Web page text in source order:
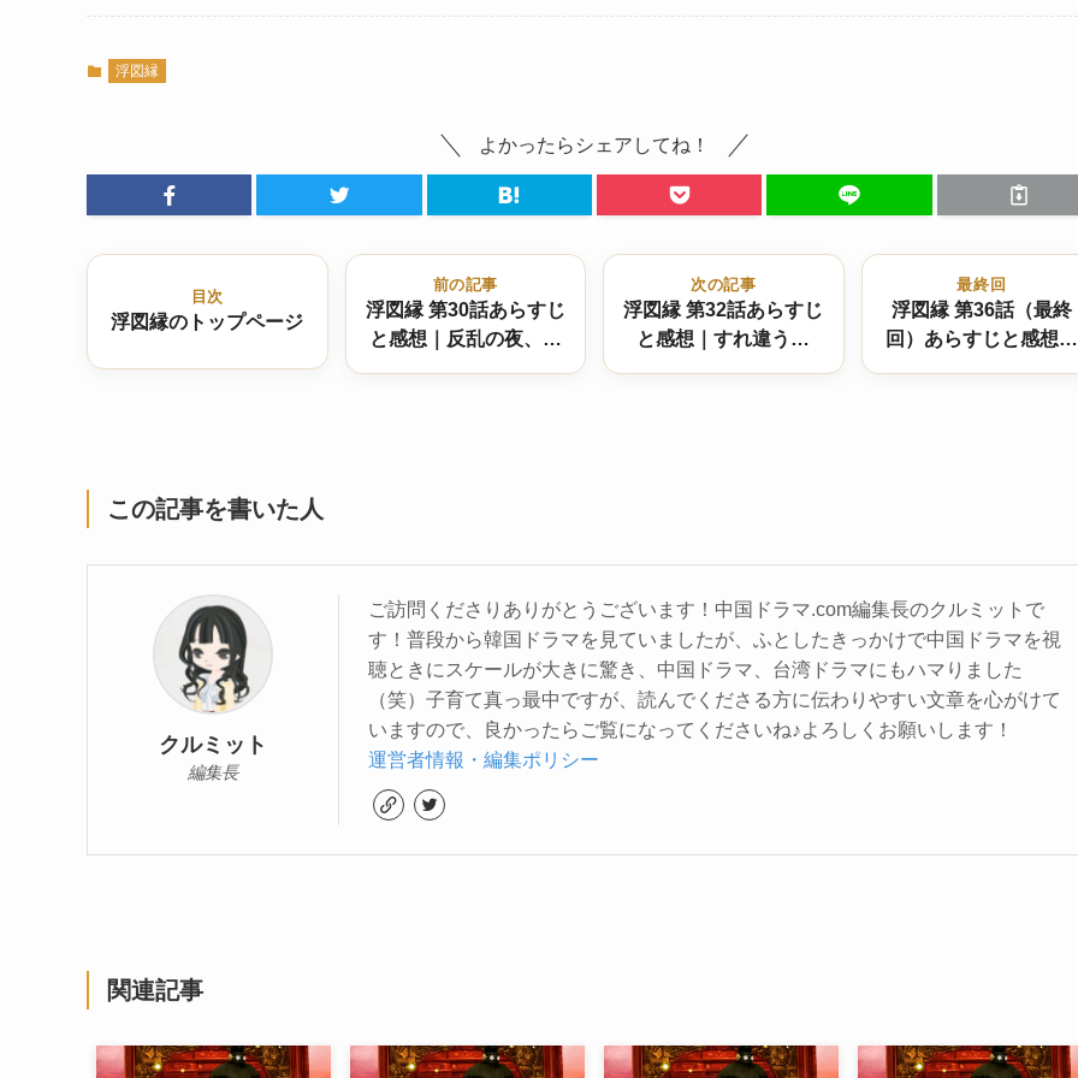
浮図縁
よかったらシェアしてね！
目次
浮図縁のトップページ
前の記事
浮図縁 第30話あらすじ
と感想｜反乱の夜、愛
次の記事
浮図縁 第32話あらすじ
と感想｜すれ違う想
最終回
浮図縁 第36話（最終
回）あらすじと感想｜
この記事を書いた人
クルミット
編集長
ご訪問くださりありがとうございます！中国ドラマ.com編集長のクルミットで
す！普段から韓国ドラマを見ていましたが、ふとしたきっかけで中国ドラマを視
聴ときにスケールが大きに驚き、中国ドラマ、台湾ドラマにもハマりました
（笑）子育て真っ最中ですが、読んでくださる方に伝わりやすい文章を心がけて
いますので、良かったらご覧になってくださいね♪よろしくお願いします！
運営者情報・編集ポリシー
関連記事